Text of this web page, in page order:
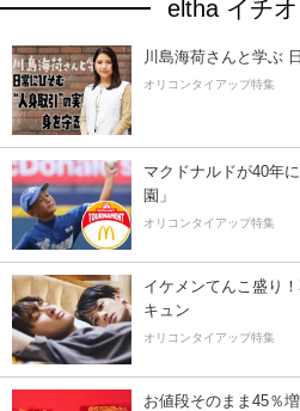
eltha イチ
川島海荷さんと学ぶ
オリコンタイアップ特集
マクドナルドが40年
園」
オリコンタイアップ特集
イケメンてんこ盛り
キュン
オリコンタイアップ特集
お値段そのまま45％